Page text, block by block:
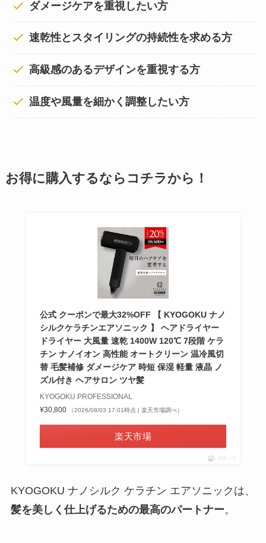
ダメージケアを重視したい方
速乾性とスタイリングの持続性を求める方
高級感のあるデザインを重視する方
温度や風量を細かく調整したい方
お得に購入するならコチラから！
公式 クーポンで最大32%OFF 【 KYOGOKU ナノ
シルクケラチンエアソニック 】 ヘアドライヤー
ドライヤー 大風量 速乾 1400W 120℃ 7段階 ケラ
チン ナノイオン 高性能 オートクリーン 温冷風切
替 毛髪補修 ダメージケア 時短 保湿 軽量 液晶 ノ
ズル付き ヘアサロン ツヤ髪
KYOGOKU PROFESSIONAL
¥30,800
（2026/08/03 17:01時点 | 楽天市場調べ）
楽天市場
ポチップ
KYOGOKU ナノシルク ケラチン エアソニックは、
髪を美しく仕上げるための最高のパートナー。